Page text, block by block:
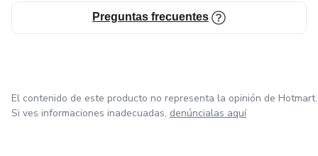
Preguntas frecuentes
El contenido de este producto no representa la opinión de Hotmart.
Si ves informaciones inadecuadas, denúncialas aquí